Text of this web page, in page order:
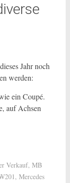
Jahr noch
werden:
ein Coupé.
auf Achsen
Verkauf, MB
, Mercedes